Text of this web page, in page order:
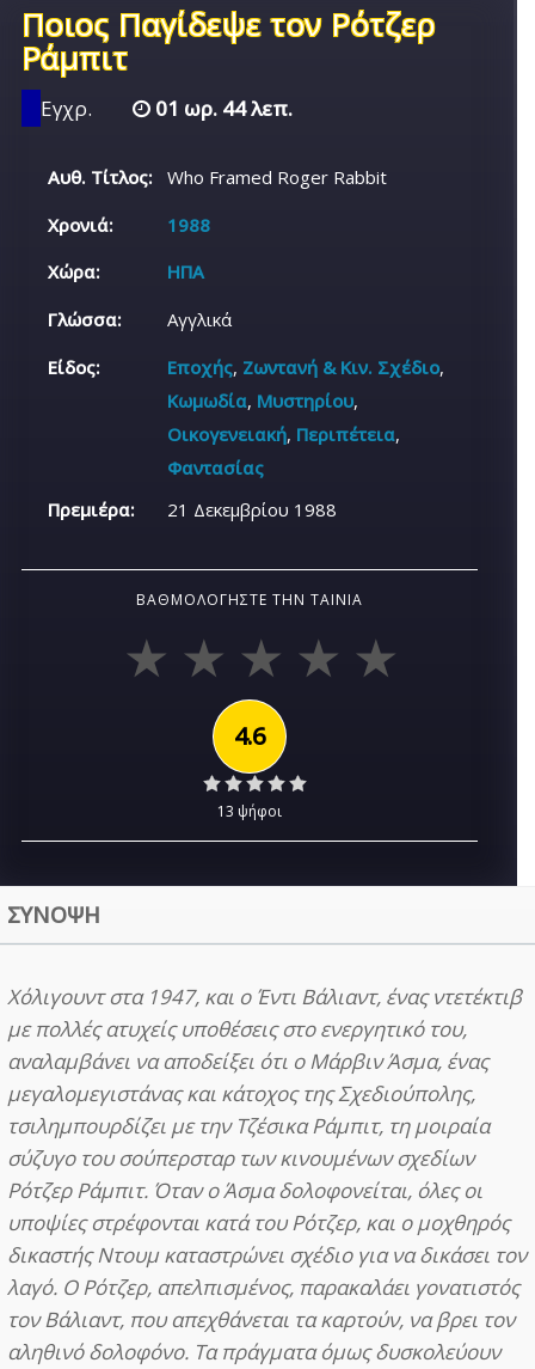
Ποιος Παγίδεψε τον Ρότζερ
Ράμπιτ
Εγχρ. 01 ωρ. 44 λεπ.
Αυθ. Τίτλος:
Who Framed Roger Rabbit
Χρονιά:
1988
Χώρα:
ΗΠΑ
Γλώσσα:
Αγγλικά
Είδος:
Εποχής, Ζωντανή & Κιν. Σχέδιο,
Κωμωδία, Μυστηρίου,
Οικογενειακή, Περιπέτεια,
Φαντασίας
Πρεμιέρα:
21 Δεκεμβρίου 1988
ΒΑΘΜΟΛΟΓΉΣΤΕ ΤΗΝ ΤΑΙΝΊΑ
4.6
13 ψήφοι
ΣΥΝΟΨΗ
Χόλιγουντ στα 1947, και ο Έντι Βάλιαντ, ένας ντετέκτιβ
με πολλές ατυχείς υποθέσεις στο ενεργητικό του,
αναλαμβάνει να αποδείξει ότι ο Μάρβιν Άσμα, ένας
μεγαλομεγιστάνας και κάτοχος της Σχεδιούπολης,
τσιλημπουρδίζει με την Τζέσικα Ράμπιτ, τη μοιραία
σύζυγο του σούπερσταρ των κινουμένων σχεδίων
Ρότζερ Ράμπιτ. Όταν ο Άσμα δολοφονείται, όλες οι
υποψίες στρέφονται κατά του Ρότζερ, και ο μοχθηρός
δικαστής Ντουμ καταστρώνει σχέδιο για να δικάσει τον
λαγό. Ο Ρότζερ, απελπισμένος, παρακαλάει γονατιστός
τον Βάλιαντ, που απεχθάνεται τα καρτούν, να βρει τον
αληθινό δολοφόνο. Τα πράγματα όμως δυσκολεύουν